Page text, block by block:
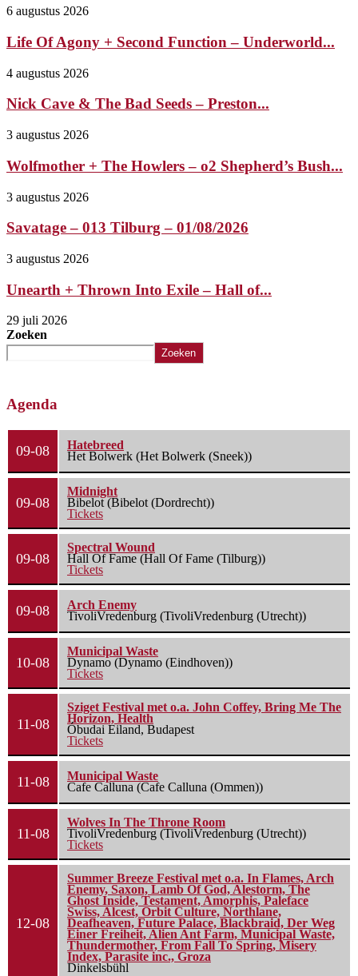
6 augustus 2026
Life Of Agony + Second Function – Underworld...
4 augustus 2026
Nick Cave & The Bad Seeds – Preston...
3 augustus 2026
Wolfmother + The Howlers – o2 Shepherd’s Bush...
3 augustus 2026
Savatage – 013 Tilburg – 01/08/2026
3 augustus 2026
Unearth + Thrown Into Exile – Hall of...
29 juli 2026
Zoeken
Zoeken
Agenda
09-08
Hatebreed
Het Bolwerk (Het Bolwerk (Sneek))
09-08
Midnight
Bibelot (Bibelot (Dordrecht))
Tickets
09-08
Spectral Wound
Hall Of Fame (Hall Of Fame (Tilburg))
Tickets
09-08
Arch Enemy
TivoliVredenburg (TivoliVredenburg (Utrecht))
10-08
Municipal Waste
Dynamo (Dynamo (Eindhoven))
Tickets
11-08
Sziget Festival met o.a. John Coffey, Bring Me The
Horizon, Health
Óbudai Eiland, Budapest
Tickets
11-08
Municipal Waste
Cafe Calluna (Cafe Calluna (Ommen))
11-08
Wolves In The Throne Room
TivoliVredenburg (TivoliVredenburg (Utrecht))
Tickets
12-08
Summer Breeze Festival met o.a. In Flames, Arch
Enemy, Saxon, Lamb Of God, Alestorm, The
Ghost Inside, Testament, Amorphis, Paleface
Swiss, Alcest, Orbit Culture, Northlane,
Deafheaven, Future Palace, Blackbraid, Der Weg
Einer Freiheit, Alien Ant Farm, Municipal Waste,
Thundermother, From Fall To Spring, Misery
Index, Parasite inc., Groza
Dinkelsbühl